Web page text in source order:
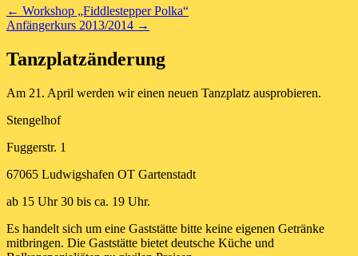
← Workshop „Fiddlestepper Polka“
Anfängerkurs 2013/2014 →
Tanzplatzänderung
Am 21. April werden wir einen neuen Tanzplatz ausprobieren.
Stengelhof
Fuggerstr. 1
67065 Ludwigshafen OT Gartenstadt
ab 15 Uhr 30 bis ca. 19 Uhr.
Es handelt sich um eine Gaststätte bitte keine eigenen Getränke
mitbringen. Die Gaststätte bietet deutsche Küche und